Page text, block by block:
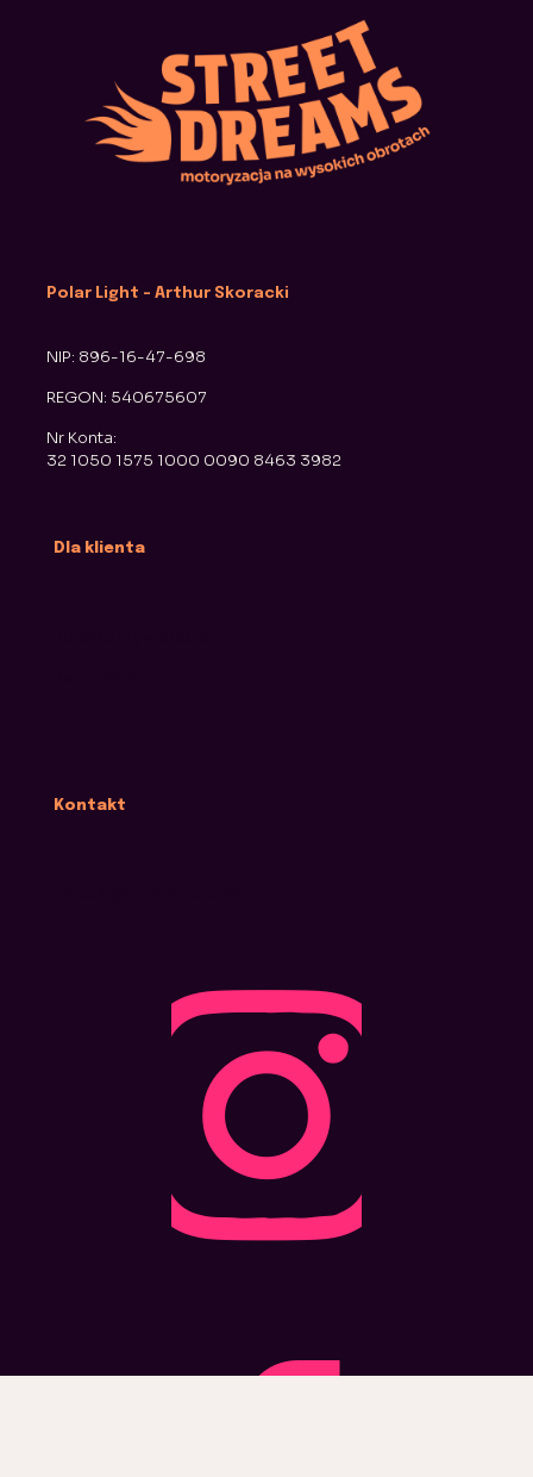
Polar Light - Arthur Skoracki
NIP: 896-16-47-698
REGON: 540675607
Nr Konta:
32 1050 1575 1000 0090 8463 3982
Dla klienta
Kontakt